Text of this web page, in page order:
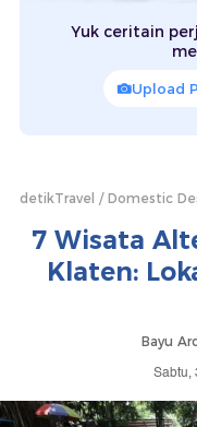
Yuk ceritain
Upload
detikTravel Domestic
7 Wisata
Klaten:
Bayu
Sabtu,